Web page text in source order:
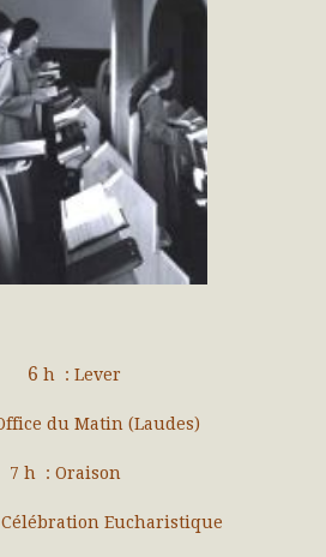
6 h : Lever
du Matin (Laudes)
7 h : Oraison
Eucharistique